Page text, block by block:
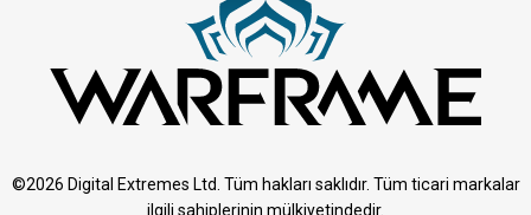
©2026 Digital Extremes Ltd. Tüm hakları saklıdır. Tüm ticari markalar
ilgili sahiplerinin mülkiyetindedir.